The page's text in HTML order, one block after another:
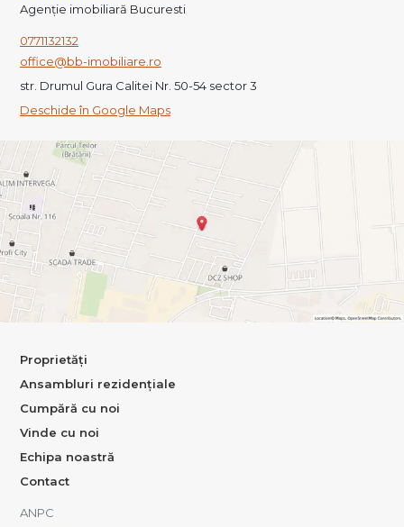
Agenție imobiliară Bucuresti
0771132132
office@bb-imobiliare.ro
str. Drumul Gura Calitei Nr. 50-54 sector 3
Deschide în Google Maps
Proprietăți
Ansambluri rezidențiale
Cumpără cu noi
Vinde cu noi
Echipa noastră
Contact
ANPC